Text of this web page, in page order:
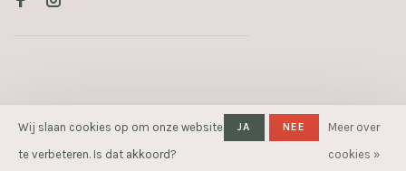
© Copyright 2026 OAK- Powered
Huysmans.me
Wij slaan cookies op om onze website
te verbeteren. Is dat akkoord?
JA NEE
Meer over
cookies »